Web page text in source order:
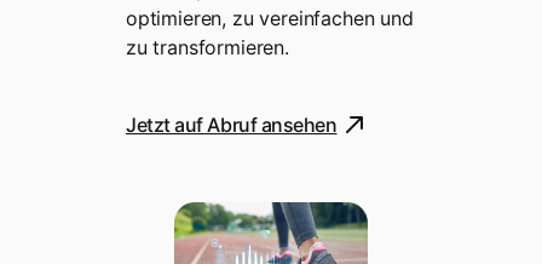
optimieren, zu vereinfachen und
zu transformieren.
Jetzt auf Abruf ansehen